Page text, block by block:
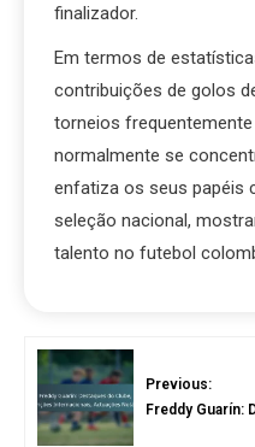
finalizador.
Em termos de
contribuições de golos
torneios
normalmente se
enfatiza os seus papéis
seleção nacional,
talento no futebol
Previous:
Freddy Guarín: